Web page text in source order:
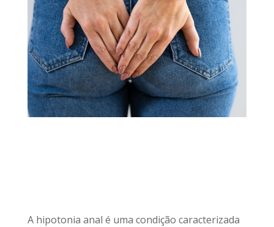
A hipotonia anal é uma condição caracterizada